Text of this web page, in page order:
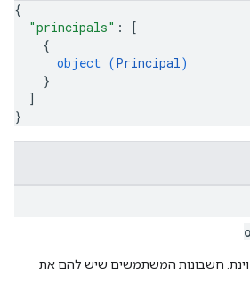
{
"principals" :
[
{
object (Principal)
}
]
}
חשבונות המשתמשים שיש להם את